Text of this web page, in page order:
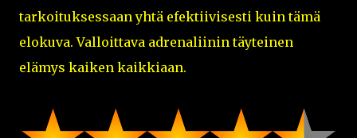
tarkoituksessaan yhtä efektiivisesti kuin tämä
elokuva. Valloittava adrenaliinin täyteinen
elämys kaiken kaikkiaan.